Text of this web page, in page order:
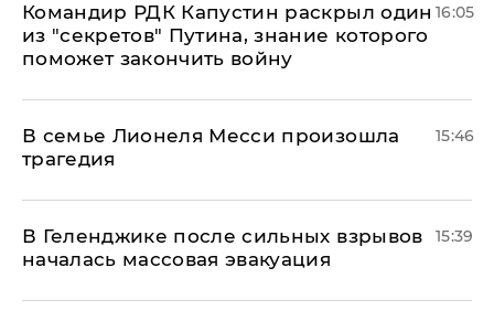
Командир РДК Капустин раскрыл один
из "секретов" Путина, знание которого
поможет закончить войну
16:05
В семье Лионеля Месси произошла
трагедия
15:46
В Геленджике после сильных взрывов
началась массовая эвакуация
15:39